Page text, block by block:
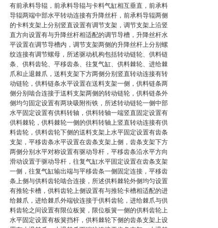
有前承料导辊，前承料导辊与卡料气缸相互垂直，前承料
导辊两端中部水平转动连接有升降丝杆，前承料导辊两侧
的卡料支架上分别竖直设置有调节支架，调节支架上沿竖
直方向设置有与升降丝杆相适配的调节导槽，升降丝杆水
平设置在调节导槽内，调节支架两侧的升降丝杆上分别螺
纹连接有调节螺母，所述驱动机构包括转动链轮、供料链
条、供料齿轮、平移齿条、往复气缸、供料棘轮、进给棘
爪和止退棘爪，送料支架下方两侧分别竖直转动连接有转
动链轮，供料链条水平设置在送料支架一侧，供料链条两
侧分别啮合连接于送料支架两侧的转动链轮，供料链条外
侧均匀固定设置有两块吸附衔铁，所述转动链轮一侧中部
水平固定设置有供料转轴，供料转轴一端竖直固定设置有
供料棘轮，供料棘轮一侧的供料转轴上竖直转动连接有供
料齿轮，供料齿轮下侧的送料支架上水平固定设置有齿条
支架，平移齿条水平设置在齿条支架上侧，齿条支架下方
两侧分别水平对称设置有驱动导杆，平移齿条沿水平方向
滑动设置于驱动导杆，往复气缸水平固定设置在齿条支架
一侧，往复气缸输出端与平移齿条一侧固定连接，平移齿
条上侧与供料齿轮啮合连接，所述供料棘轮外侧均匀设置
有推轮卡槽，供料齿轮上侧设置有与推轮卡槽相适配的进
给棘爪，进给棘爪外端铰连接于供料齿轮，进给棘爪与供
料齿轮之间设置有限位板簧，限位板簧一侧的供料齿轮上
水平固定设置有板簧挡杆，供料棘轮下侧的齿条支架上设